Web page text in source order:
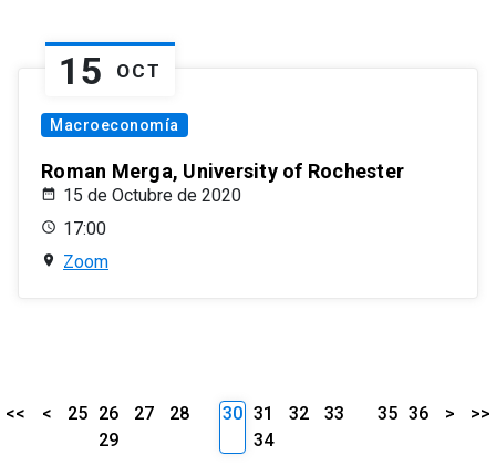
15 OCT
Macroeconomía
Roman Merga, University of Rochester
15 de Octubre de 2020
17:00
Zoom
<< < 25 26 27
28
29
30 31 32
33
34
35 36 > >>